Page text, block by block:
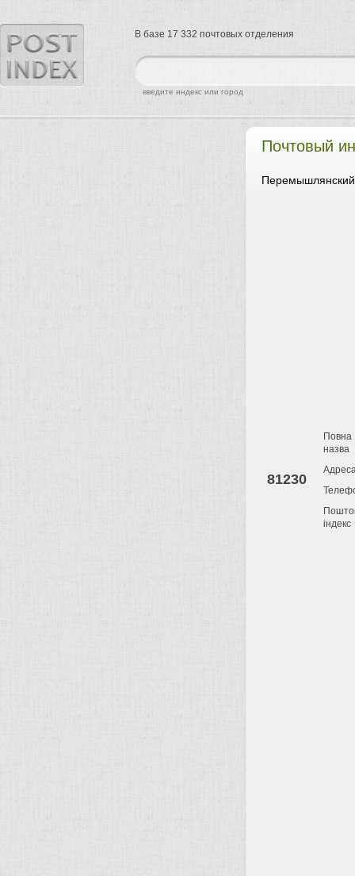
Почтовый
Перемышлянский
81230
Повна
назва
індекс
найти
введите индекс или город
В базе 17 332 почтовых отделения